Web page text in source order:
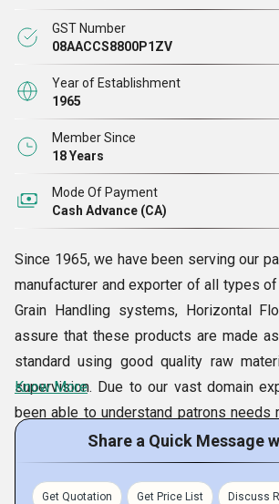
GST Number
08AACCS8800P1ZV
Year of Establishment
1965
Member Since
18 Years
Mode Of Payment
Cash Advance (CA)
Since 1965, we have been serving our
manufacturer and exporter of all types
Grain Handling systems, Horizontal
assure that these products are made
standard using good quality raw
supervision. Due to our vast domain
been able to understand patrons needs
deliver the products accordingly.
the best services such as turnkey
concept designing at competitive prices.
Know More
Share a Quick Message
Get Quotation Get Price List Discuss